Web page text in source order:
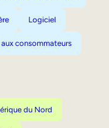
Logiciel
consommateurs
du Nord